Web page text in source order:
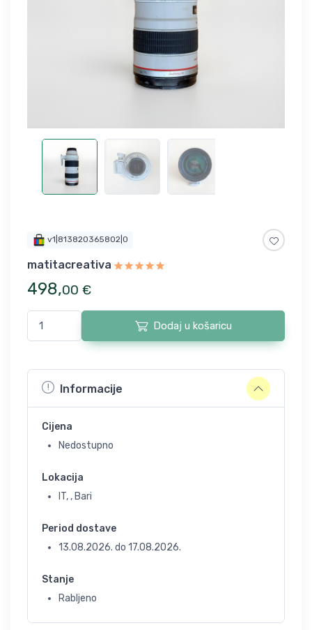
v1|813820365802|0
matitacreativa
498,00 €
Dodaj u košaricu
Informacije
Cijena
Nedostupno
Lokacija
IT, , Bari
Period dostave
13.08.2026. do 17.08.2026.
Stanje
Rabljeno